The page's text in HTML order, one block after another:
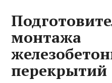
монтажа
перекрытий